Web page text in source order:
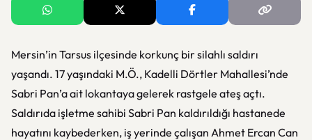
Mersin’in Tarsus ilçesinde korkunç bir silahlı saldırı
yaşandı. 17 yaşındaki M.Ö., Kadelli Dörtler Mahallesi’nde
Sabri Pan’a ait lokantaya gelerek rastgele ateş açtı.
Saldırıda işletme sahibi Sabri Pan kaldırıldığı hastanede
hayatını kaybederken, iş yerinde çalışan Ahmet Ercan Can